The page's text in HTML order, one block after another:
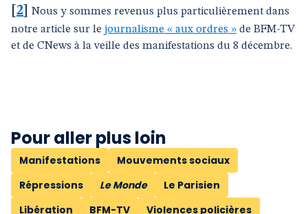
2
Nous y sommes revenus plus particulièrement dans
notre article sur le journalisme « aux ordres » de BFM-TV
et de CNews à la veille des manifestations du 8 décembre.
Pour aller plus loin
Manifestations
Mouvements sociaux
Répressions
Le Monde
Le Parisien
Libération
BFM-TV
Violences policières